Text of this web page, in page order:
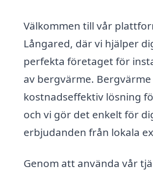
Välkommen till vår
Långared, där vi hjälper
perfekta företaget för
av bergvärme.
kostnadseffektiv lösning
och vi gör det enkelt för
erbjudanden från lokala
Genom att använda vår